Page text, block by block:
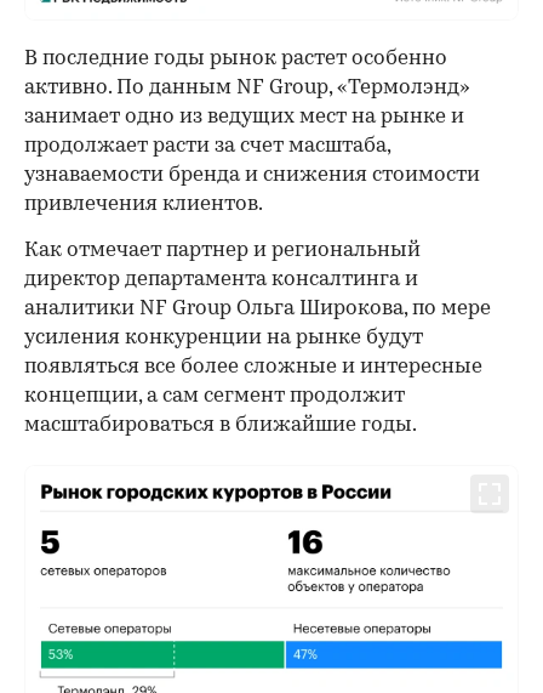
В последние годы рынок растет особенно
активно. По данным NF Group, «Термолэнд»
занимает одно из ведущих мест на рынке и
продолжает расти за счет масштаба,
узнаваемости бренда и снижения стоимости
привлечения клиентов.
Как отмечает партнер и региональный
директор департамента консалтинга и
аналитики NF Group Ольга Широкова, по мере
усиления конкуренции на рынке будут
появляться все более сложные и интересные
концепции, а сам сегмент продолжит
масштабироваться в ближайшие годы.